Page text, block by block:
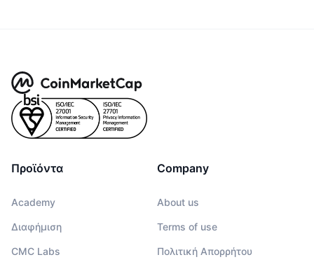
Προϊόντα
Academy
Διαφήμιση
CMC Labs
Company
About us
Terms of use
Πολιτική Απορρήτου